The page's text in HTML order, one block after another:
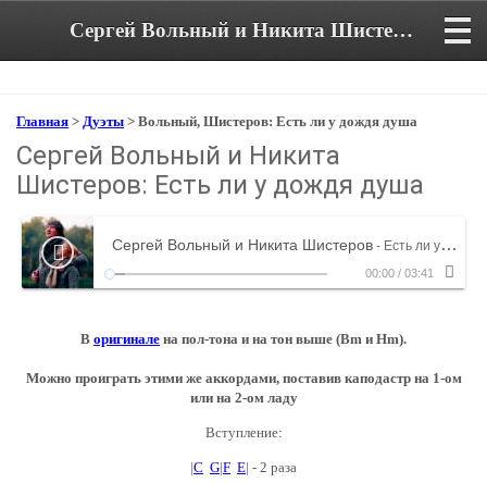
Сергей Вольный и Никита Шистеров: Есть ли у дождя душа. Аккорды и текст песни в тональности Am
Главная > Дуэты > Вольный, Шистеров: Есть ли у дождя душа
Сергей Вольный и Никита
Шистеров: Есть ли у дождя душа
Сергей Вольный и Никита Шистеров - Есть ли у дождя душа
00:00 / 03:41
В оригинале на пол-тона и на тон выше (Bm и Hm).
Можно проиграть этими же аккордами, поставив каподастр на 1-ом
или на 2-ом ладу
Вступление:
|C G|F E| - 2 раза